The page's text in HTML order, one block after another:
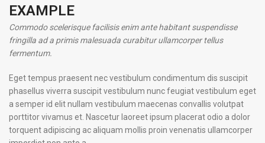
EXAMPLE
Commodo scelerisque facilisis enim ante habitant suspendisse
fringilla ad a primis malesuada curabitur ullamcorper tellus
fermentum.
Eget tempus praesent nec vestibulum condimentum dis suscipit
phasellus viverra suscipit vestibulum nunc feugiat vestibulum eget
a semper id elit nullam vestibulum maecenas convallis volutpat
porttitor vivamus et. Nascetur laoreet ipsum placerat odio a dolor
torquent adipiscing ac aliquam mollis proin venenatis ullamcorper